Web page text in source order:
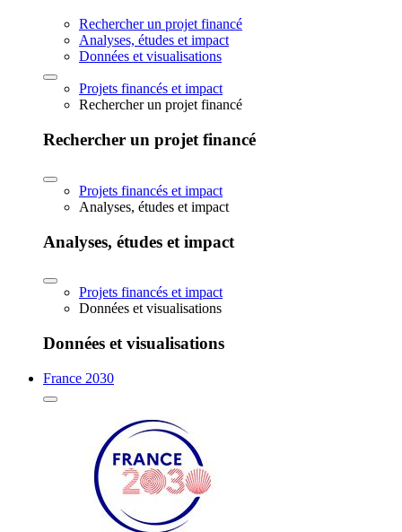
Rechercher un projet financé
Analyses, études et impact
Données et visualisations
Projets financés et impact
Rechercher un projet financé
Rechercher un projet financé
Projets financés et impact
Analyses, études et impact
Analyses, études et impact
Projets financés et impact
Données et visualisations
Données et visualisations
France 2030